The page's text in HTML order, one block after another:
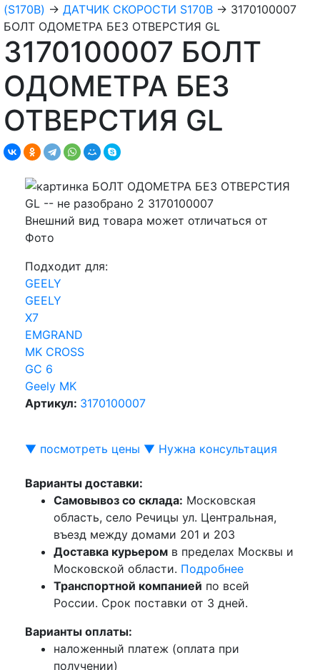
(S170B) → ДАТЧИК СКОРОСТИ S170B → 3170100007
БОЛТ ОДОМЕТРА БЕЗ ОТВЕРСТИЯ GL
3170100007 БОЛТ
ОДОМЕТРА БЕЗ
ОТВЕРСТИЯ GL
Внешний вид товара может отличаться от
Фото
Подходит для:
GEELY
GEELY
X7
EMGRAND
MK CROSS
GC 6
Geely MK
Артикул: 3170100007
▼ посмотреть цены ▼ Нужна консультация
Варианты доставки:
Самовывоз со склада: Московская
область, село Речицы ул. Центральная,
въезд между домами 201 и 203
Доставка курьером в пределах Москвы и
Московской области. Подробнее
Транспортной компанией по всей
России. Срок поставки от 3 дней.
Варианты оплаты:
наложенный платеж (оплата при
получении)